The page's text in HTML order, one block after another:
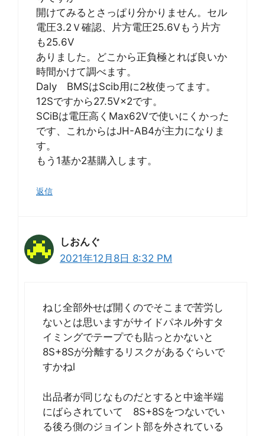
開けてみるとさっぱり分かりません。セル
電圧3.2Ｖ確認、片方電圧25.6Vもう片方
も25.6V
ありました。どこから正負極とれば良いか
時間かけて調べます。
Daly BMSはScib用に2枚使ってます。
12Sですから27.5V×2です。
SCiBは電圧高くMax62Vで使いにくかった
です、これからはJH-AB4が主力になりま
す。
もう1基か2基購入します。
返信
しおんぐ
2021年12月8日 8:32 PM
ねじ全部外せば開くのでそこまで苦労し
ないとは思いますがサイドパネル外すタ
イミングでテープでも貼っとかないと
8S+8Sが分離するリスクがあるぐらいで
すかねl
出品者が同じなものだとすると中途半端
にばらされていて 8S+8Sをつないでい
る後ろ側のジョイント部を外されている